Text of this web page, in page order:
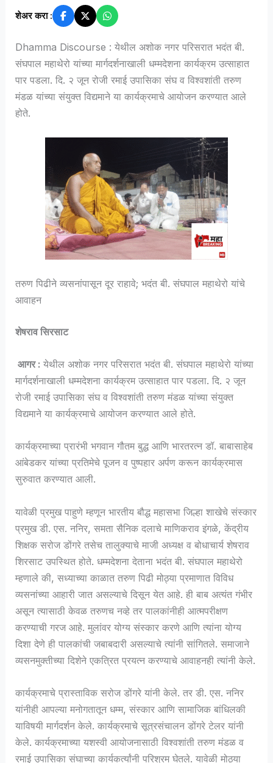
शेअर करा :
Dhamma Discourse : येथील अशोक नगर परिसरात भदंत बी.
संघपाल महाथेरो यांच्या मार्गदर्शनाखाली धम्मदेशना कार्यक्रम उत्साहात
पार पडला. दि. २ जून रोजी रमाई उपासिका संघ व विश्वशांती तरुण
मंडळ यांच्या संयुक्त विद्यमाने या कार्यक्रमाचे आयोजन करण्यात आले
होते.
तरुण पिढीने व्यसनांपासून दूर राहावे; भदंत बी. संघपाल महाथेरो यांचे
आवाहन
शेषराव सिरसाट
आगर : येथील अशोक नगर परिसरात भदंत बी. संघपाल महाथेरो यांच्या
मार्गदर्शनाखाली धम्मदेशना कार्यक्रम उत्साहात पार पडला. दि. २ जून
रोजी रमाई उपासिका संघ व विश्वशांती तरुण मंडळ यांच्या संयुक्त
विद्यमाने या कार्यक्रमाचे आयोजन करण्यात आले होते.
कार्यक्रमाच्या प्रारंभी भगवान गौतम बुद्ध आणि भारतरत्न डॉ. बाबासाहेब
आंबेडकर यांच्या प्रतिमेचे पूजन व पुष्पहार अर्पण करून कार्यक्रमास
सुरुवात करण्यात आली.
यावेळी प्रमुख पाहुणे म्हणून भारतीय बौद्ध महासभा जिल्हा शाखेचे संस्कार
प्रमुख डी. एस. ननिर, समता सैनिक दलाचे माणिकराव इंगळे, केंद्रीय
शिक्षक सरोज डोंगरे तसेच तालुक्याचे माजी अध्यक्ष व बोधाचार्य शेषराव
शिरसाट उपस्थित होते. धम्मदेशना देताना भदंत बी. संघपाल महाथेरो
म्हणाले की, सध्याच्या काळात तरुण पिढी मोठ्या प्रमाणात विविध
व्यसनांच्या आहारी जात असल्याचे दिसून येत आहे. ही बाब अत्यंत गंभीर
असून त्यासाठी केवळ तरुणच नव्हे तर पालकांनीही आत्मपरीक्षण
करण्याची गरज आहे. मुलांवर योग्य संस्कार करणे आणि त्यांना योग्य
दिशा देणे ही पालकांची जबाबदारी असल्याचे त्यांनी सांगितले. समाजाने
व्यसनमुक्तीच्या दिशेने एकत्रित प्रयत्न करण्याचे आवाहनही त्यांनी केले.
कार्यक्रमाचे प्रास्ताविक सरोज डोंगरे यांनी केले. तर डी. एस. ननिर
यांनीही आपल्या मनोगतातून धम्म, संस्कार आणि सामाजिक बांधिलकी
याविषयी मार्गदर्शन केले. कार्यक्रमाचे सूत्रसंचालन डोंगरे टेलर यांनी
केले. कार्यक्रमाच्या यशस्वी आयोजनासाठी विश्वशांती तरुण मंडळ व
रमाई उपासिका संघाच्या कार्यकर्त्यांनी परिश्रम घेतले. यावेळी मोठ्या